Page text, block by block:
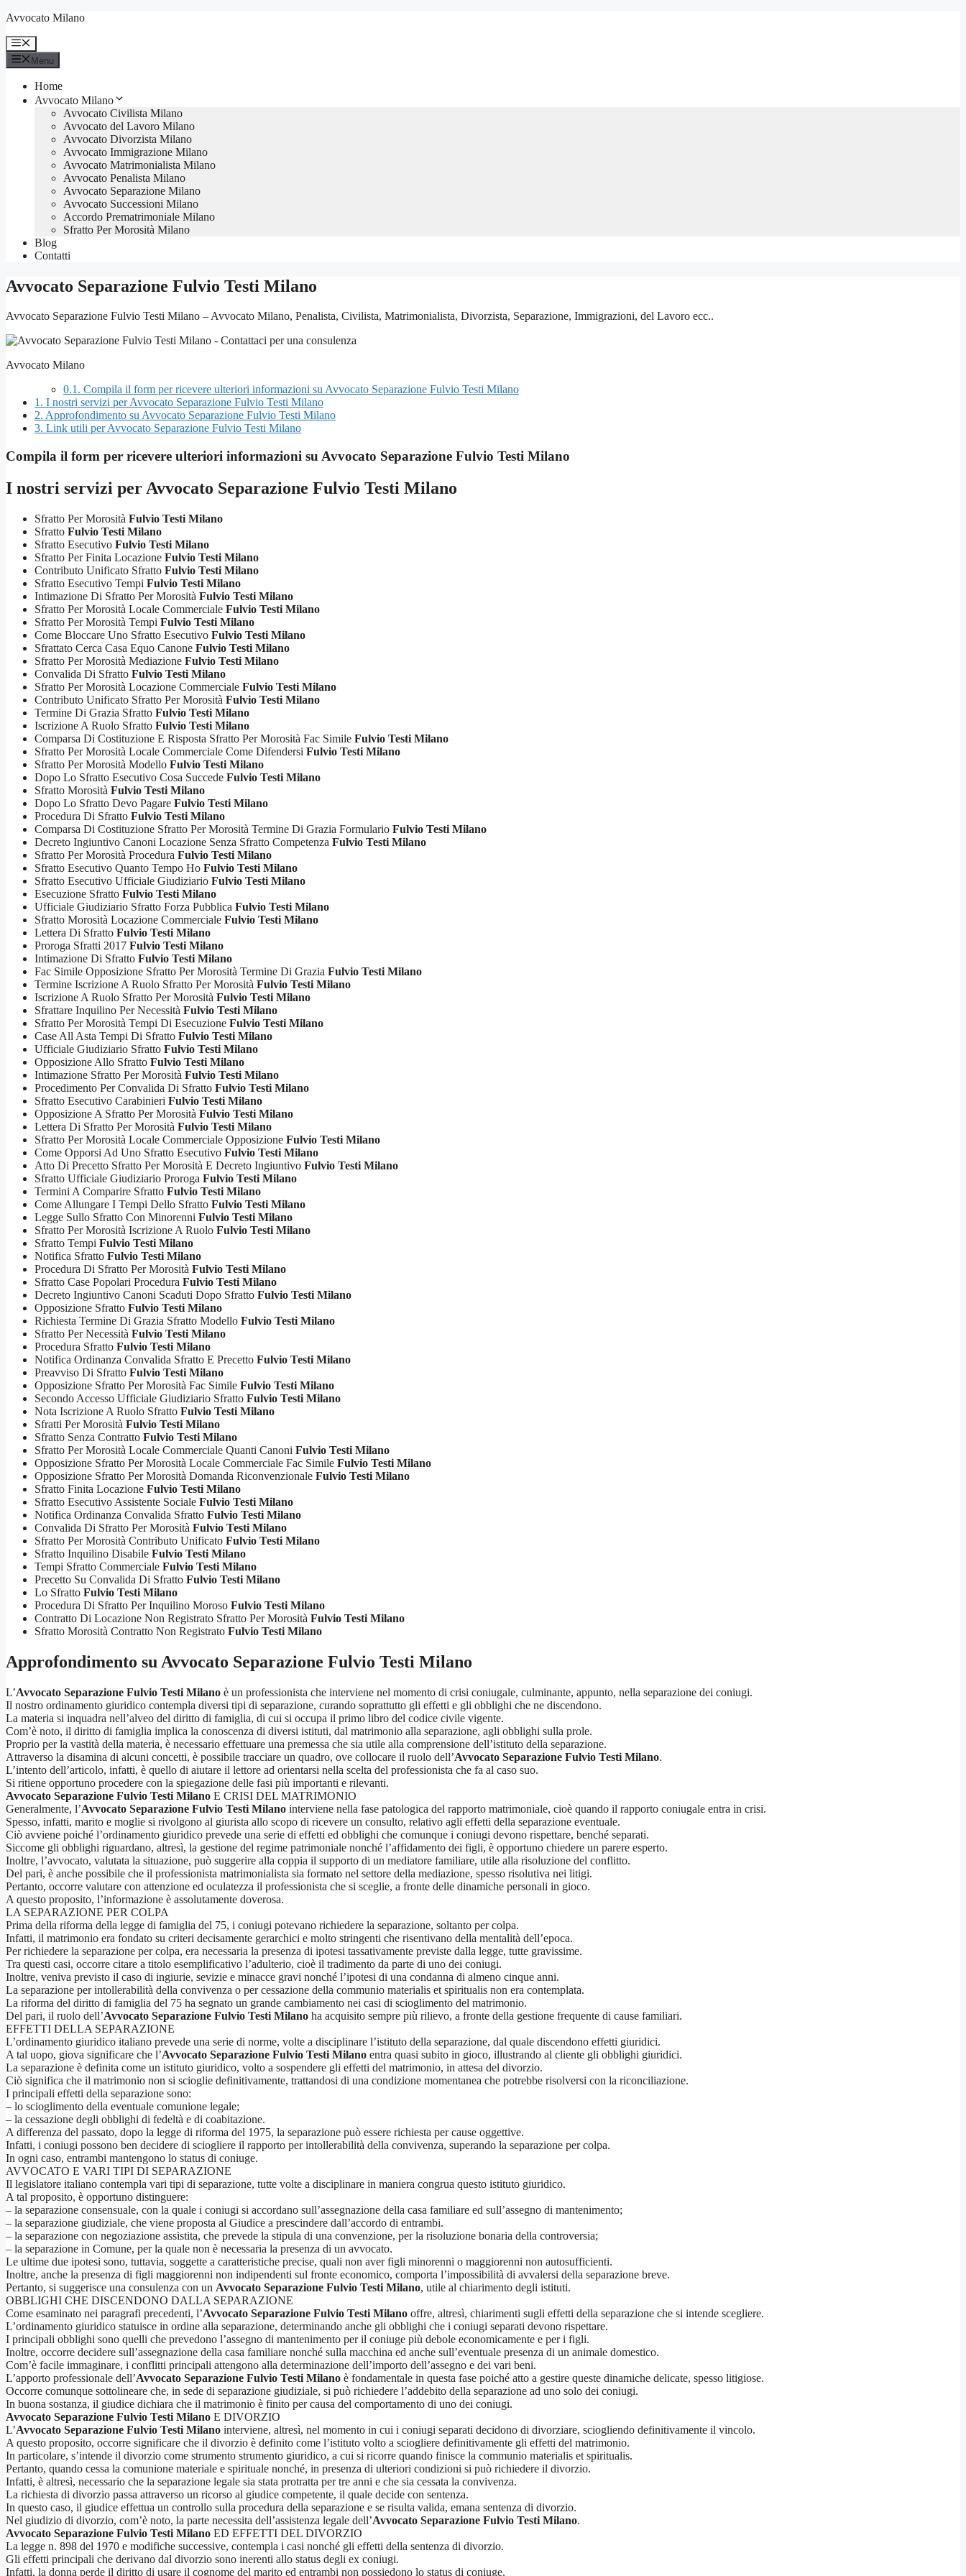
Vai
contenuto
Avvocato Milano
Menu
Menu
Home
Avvocato Milano
Avvocato Civilista Milano
Avvocato del Lavoro Milano
Avvocato Divorzista Milano
Avvocato Immigrazione Milano
Avvocato Matrimonialista Milano
Avvocato Penalista Milano
Avvocato Separazione Milano
Avvocato Successioni Milano
Accordo Prematrimoniale Milano
Sfratto Per Morosità Milano
Blog
Contatti
Avvocato Separazione Fulvio Testi Milano
Avvocato Separazione Fulvio Testi Milano – Avvocato Milano, Penalista, Civilista, Matrimonialista, Divorzista, Separazione, Immigrazioni, del Lavoro ecc..
Avvocato Milano
0.1. Compila il form per ricevere ulteriori informazioni su Avvocato Separazione Fulvio Testi Milano
1. I nostri servizi per Avvocato Separazione Fulvio Testi Milano
2. Approfondimento su Avvocato Separazione Fulvio Testi Milano
3. Link utili per Avvocato Separazione Fulvio Testi Milano
Compila il form per ricevere ulteriori informazioni su Avvocato Separazione Fulvio Testi Milano
I nostri servizi per Avvocato Separazione Fulvio Testi Milano
Sfratto Per Morosità Fulvio Testi Milano
Sfratto Fulvio Testi Milano
Sfratto Esecutivo Fulvio Testi Milano
Sfratto Per Finita Locazione Fulvio Testi Milano
Contributo Unificato Sfratto Fulvio Testi Milano
Sfratto Esecutivo Tempi Fulvio Testi Milano
Intimazione Di Sfratto Per Morosità Fulvio Testi Milano
Sfratto Per Morosità Locale Commerciale Fulvio Testi Milano
Sfratto Per Morosità Tempi Fulvio Testi Milano
Come Bloccare Uno Sfratto Esecutivo Fulvio Testi Milano
Sfrattato Cerca Casa Equo Canone Fulvio Testi Milano
Sfratto Per Morosità Mediazione Fulvio Testi Milano
Convalida Di Sfratto Fulvio Testi Milano
Sfratto Per Morosità Locazione Commerciale Fulvio Testi Milano
Contributo Unificato Sfratto Per Morosità Fulvio Testi Milano
Termine Di Grazia Sfratto Fulvio Testi Milano
Iscrizione A Ruolo Sfratto Fulvio Testi Milano
Comparsa Di Costituzione E Risposta Sfratto Per Morosità Fac Simile Fulvio Testi Milano
Sfratto Per Morosità Locale Commerciale Come Difendersi Fulvio Testi Milano
Sfratto Per Morosità Modello Fulvio Testi Milano
Dopo Lo Sfratto Esecutivo Cosa Succede Fulvio Testi Milano
Sfratto Morosità Fulvio Testi Milano
Dopo Lo Sfratto Devo Pagare Fulvio Testi Milano
Procedura Di Sfratto Fulvio Testi Milano
Comparsa Di Costituzione Sfratto Per Morosità Termine Di Grazia Formulario Fulvio Testi Milano
Decreto Ingiuntivo Canoni Locazione Senza Sfratto Competenza Fulvio Testi Milano
Sfratto Per Morosità Procedura Fulvio Testi Milano
Sfratto Esecutivo Quanto Tempo Ho Fulvio Testi Milano
Sfratto Esecutivo Ufficiale Giudiziario Fulvio Testi Milano
Esecuzione Sfratto Fulvio Testi Milano
Ufficiale Giudiziario Sfratto Forza Pubblica Fulvio Testi Milano
Sfratto Morosità Locazione Commerciale Fulvio Testi Milano
Lettera Di Sfratto Fulvio Testi Milano
Proroga Sfratti 2017 Fulvio Testi Milano
Intimazione Di Sfratto Fulvio Testi Milano
Fac Simile Opposizione Sfratto Per Morosità Termine Di Grazia Fulvio Testi Milano
Termine Iscrizione A Ruolo Sfratto Per Morosità Fulvio Testi Milano
Iscrizione A Ruolo Sfratto Per Morosità Fulvio Testi Milano
Sfrattare Inquilino Per Necessità Fulvio Testi Milano
Sfratto Per Morosità Tempi Di Esecuzione Fulvio Testi Milano
Case All Asta Tempi Di Sfratto Fulvio Testi Milano
Ufficiale Giudiziario Sfratto Fulvio Testi Milano
Opposizione Allo Sfratto Fulvio Testi Milano
Intimazione Sfratto Per Morosità Fulvio Testi Milano
Procedimento Per Convalida Di Sfratto Fulvio Testi Milano
Sfratto Esecutivo Carabinieri Fulvio Testi Milano
Opposizione A Sfratto Per Morosità Fulvio Testi Milano
Lettera Di Sfratto Per Morosità Fulvio Testi Milano
Sfratto Per Morosità Locale Commerciale Opposizione Fulvio Testi Milano
Come Opporsi Ad Uno Sfratto Esecutivo Fulvio Testi Milano
Atto Di Precetto Sfratto Per Morosità E Decreto Ingiuntivo Fulvio Testi Milano
Sfratto Ufficiale Giudiziario Proroga Fulvio Testi Milano
Termini A Comparire Sfratto Fulvio Testi Milano
Come Allungare I Tempi Dello Sfratto Fulvio Testi Milano
Legge Sullo Sfratto Con Minorenni Fulvio Testi Milano
Sfratto Per Morosità Iscrizione A Ruolo Fulvio Testi Milano
Sfratto Tempi Fulvio Testi Milano
Notifica Sfratto Fulvio Testi Milano
Procedura Di Sfratto Per Morosità Fulvio Testi Milano
Sfratto Case Popolari Procedura Fulvio Testi Milano
Decreto Ingiuntivo Canoni Scaduti Dopo Sfratto Fulvio Testi Milano
Opposizione Sfratto Fulvio Testi Milano
Richiesta Termine Di Grazia Sfratto Modello Fulvio Testi Milano
Sfratto Per Necessità Fulvio Testi Milano
Procedura Sfratto Fulvio Testi Milano
Notifica Ordinanza Convalida Sfratto E Precetto Fulvio Testi Milano
Preavviso Di Sfratto Fulvio Testi Milano
Opposizione Sfratto Per Morosità Fac Simile Fulvio Testi Milano
Secondo Accesso Ufficiale Giudiziario Sfratto Fulvio Testi Milano
Nota Iscrizione A Ruolo Sfratto Fulvio Testi Milano
Sfratti Per Morosità Fulvio Testi Milano
Sfratto Senza Contratto Fulvio Testi Milano
Sfratto Per Morosità Locale Commerciale Quanti Canoni Fulvio Testi Milano
Opposizione Sfratto Per Morosità Locale Commerciale Fac Simile Fulvio Testi Milano
Opposizione Sfratto Per Morosità Domanda Riconvenzionale Fulvio Testi Milano
Sfratto Finita Locazione Fulvio Testi Milano
Sfratto Esecutivo Assistente Sociale Fulvio Testi Milano
Notifica Ordinanza Convalida Sfratto Fulvio Testi Milano
Convalida Di Sfratto Per Morosità Fulvio Testi Milano
Sfratto Per Morosità Contributo Unificato Fulvio Testi Milano
Sfratto Inquilino Disabile Fulvio Testi Milano
Tempi Sfratto Commerciale Fulvio Testi Milano
Precetto Su Convalida Di Sfratto Fulvio Testi Milano
Lo Sfratto Fulvio Testi Milano
Procedura Di Sfratto Per Inquilino Moroso Fulvio Testi Milano
Contratto Di Locazione Non Registrato Sfratto Per Morosità Fulvio Testi Milano
Sfratto Morosità Contratto Non Registrato Fulvio Testi Milano
Approfondimento su Avvocato Separazione Fulvio Testi Milano
L’Avvocato Separazione Fulvio Testi Milano è un professionista che interviene nel momento di crisi coniugale, culminante, appunto, nella separazione dei coniugi.
Il nostro ordinamento giuridico contempla diversi tipi di separazione, curando soprattutto gli effetti e gli obblighi che ne discendono.
La materia si inquadra nell’alveo del diritto di famiglia, di cui si occupa il primo libro del codice civile vigente.
Com’è noto, il diritto di famiglia implica la conoscenza di diversi istituti, dal matrimonio alla separazione, agli obblighi sulla prole.
Proprio per la vastità della materia, è necessario effettuare una premessa che sia utile alla comprensione dell’istituto della separazione.
Attraverso la disamina di alcuni concetti, è possibile tracciare un quadro, ove collocare il ruolo dell’Avvocato Separazione Fulvio Testi Milano.
L’intento dell’articolo, infatti, è quello di aiutare il lettore ad orientarsi nella scelta del professionista che fa al caso suo.
Si ritiene opportuno procedere con la spiegazione delle fasi più importanti e rilevanti.
Avvocato Separazione Fulvio Testi Milano E CRISI DEL MATRIMONIO
Generalmente, l’Avvocato Separazione Fulvio Testi Milano interviene nella fase patologica del rapporto matrimoniale, cioè quando il rapporto coniugale entra in crisi.
Spesso, infatti, marito e moglie si rivolgono al giurista allo scopo di ricevere un consulto, relativo agli effetti della separazione eventuale.
Ciò avviene poiché l’ordinamento giuridico prevede una serie di effetti ed obblighi che comunque i coniugi devono rispettare, benché separati.
Siccome gli obblighi riguardano, altresì, la gestione del regime patrimoniale nonché l’affidamento dei figli, è opportuno chiedere un parere esperto.
Inoltre, l’avvocato, valutata la situazione, può suggerire alla coppia il supporto di un mediatore familiare, utile alla risoluzione del conflitto.
Del pari, è anche possibile che il professionista matrimonialista sia formato nel settore della mediazione, spesso risolutiva nei litigi.
Pertanto, occorre valutare con attenzione ed oculatezza il professionista che si sceglie, a fronte delle dinamiche personali in gioco.
A questo proposito, l’informazione è assolutamente doverosa.
LA SEPARAZIONE PER COLPA
Prima della riforma della legge di famiglia del 75, i coniugi potevano richiedere la separazione, soltanto per colpa.
Infatti, il matrimonio era fondato su criteri decisamente gerarchici e molto stringenti che risentivano della mentalità dell’epoca.
Per richiedere la separazione per colpa, era necessaria la presenza di ipotesi tassativamente previste dalla legge, tutte gravissime.
Tra questi casi, occorre citare a titolo esemplificativo l’adulterio, cioè il tradimento da parte di uno dei coniugi.
Inoltre, veniva previsto il caso di ingiurie, sevizie e minacce gravi nonché l’ipotesi di una condanna di almeno cinque anni.
La separazione per intollerabilità della convivenza o per cessazione della communio materialis et spiritualis non era contemplata.
La riforma del diritto di famiglia del 75 ha segnato un grande cambiamento nei casi di scioglimento del matrimonio.
Del pari, il ruolo dell’Avvocato Separazione Fulvio Testi Milano ha acquisito sempre più rilievo, a fronte della gestione frequente di cause familiari.
EFFETTI DELLA SEPARAZIONE
L’ordinamento giuridico italiano prevede una serie di norme, volte a disciplinare l’istituto della separazione, dal quale discendono effetti giuridici.
A tal uopo, giova significare che l’Avvocato Separazione Fulvio Testi Milano entra quasi subito in gioco, illustrando al cliente gli obblighi giuridici.
La separazione è definita come un istituto giuridico, volto a sospendere gli effetti del matrimonio, in attesa del divorzio.
Ciò significa che il matrimonio non si scioglie definitivamente, trattandosi di una condizione momentanea che potrebbe risolversi con la riconciliazione.
I principali effetti della separazione sono:
– lo scioglimento della eventuale comunione legale;
– la cessazione degli obblighi di fedeltà e di coabitazione.
A differenza del passato, dopo la legge di riforma del 1975, la separazione può essere richiesta per cause oggettive.
Infatti, i coniugi possono ben decidere di sciogliere il rapporto per intollerabilità della convivenza, superando la separazione per colpa.
In ogni caso, entrambi mantengono lo status di coniuge.
AVVOCATO E VARI TIPI DI SEPARAZIONE
Il legislatore italiano contempla vari tipi di separazione, tutte volte a disciplinare in maniera congrua questo istituto giuridico.
A tal proposito, è opportuno distinguere:
– la separazione consensuale, con la quale i coniugi si accordano sull’assegnazione della casa familiare ed sull’assegno di mantenimento;
– la separazione giudiziale, che viene proposta al Giudice a prescindere dall’accordo di entrambi.
– la separazione con negoziazione assistita, che prevede la stipula di una convenzione, per la risoluzione bonaria della controversia;
– la separazione in Comune, per la quale non è necessaria la presenza di un avvocato.
Le ultime due ipotesi sono, tuttavia, soggette a caratteristiche precise, quali non aver figli minorenni o maggiorenni non autosufficienti.
Inoltre, anche la presenza di figli maggiorenni non indipendenti sul fronte economico, comporta l’impossibilità di avvalersi della separazione breve.
Pertanto, si suggerisce una consulenza con un Avvocato Separazione Fulvio Testi Milano, utile al chiarimento degli istituti.
OBBLIGHI CHE DISCENDONO DALLA SEPARAZIONE
Come esaminato nei paragrafi precedenti, l’Avvocato Separazione Fulvio Testi Milano offre, altresì, chiarimenti sugli effetti della separazione che si intende scegliere.
L’ordinamento giuridico statuisce in ordine alla separazione, determinando anche gli obblighi che i coniugi separati devono rispettare.
I principali obblighi sono quelli che prevedono l’assegno di mantenimento per il coniuge più debole economicamente e per i figli.
Inoltre, occorre decidere sull’assegnazione della casa familiare nonché sulla macchina ed anche sull’eventuale presenza di un animale domestico.
Com’è facile immaginare, i conflitti principali attengono alla determinazione dell’importo dell’assegno e dei vari beni.
L’apporto professionale dell’Avvocato Separazione Fulvio Testi Milano è fondamentale in questa fase poiché atto a gestire queste dinamiche delicate, spesso litigiose.
Occorre comunque sottolineare che, in sede di separazione giudiziale, si può richiedere l’addebito della separazione ad uno solo dei coniugi.
In buona sostanza, il giudice dichiara che il matrimonio è finito per causa del comportamento di uno dei coniugi.
Avvocato Separazione Fulvio Testi Milano E DIVORZIO
L’Avvocato Separazione Fulvio Testi Milano interviene, altresì, nel momento in cui i coniugi separati decidono di divorziare, sciogliendo definitivamente il vincolo.
A questo proposito, occorre significare che il divorzio è definito come l’istituto volto a sciogliere definitivamente gli effetti del matrimonio.
In particolare, s’intende il divorzio come strumento strumento giuridico, a cui si ricorre quando finisce la communio materialis et spiritualis.
Pertanto, quando cessa la comunione materiale e spirituale nonché, in presenza di ulteriori condizioni si può richiedere il divorzio.
Infatti, è altresì, necessario che la separazione legale sia stata protratta per tre anni e che sia cessata la convivenza.
La richiesta di divorzio passa attraverso un ricorso al giudice competente, il quale decide con sentenza.
In questo caso, il giudice effettua un controllo sulla procedura della separazione e se risulta valida, emana sentenza di divorzio.
Nel giudizio di divorzio, com’è noto, la parte necessita dell’assistenza legale dell’Avvocato Separazione Fulvio Testi Milano.
Avvocato Separazione Fulvio Testi Milano ED EFFETTI DEL DIVORZIO
La legge n. 898 del 1970 e modifiche successive, contempla i casi nonché gli effetti della sentenza di divorzio.
Gli effetti principali che derivano dal divorzio sono inerenti allo status degli ex coniugi.
Infatti, la donna perde il diritto di usare il cognome del marito ed entrambi non possiedono lo status di coniuge.